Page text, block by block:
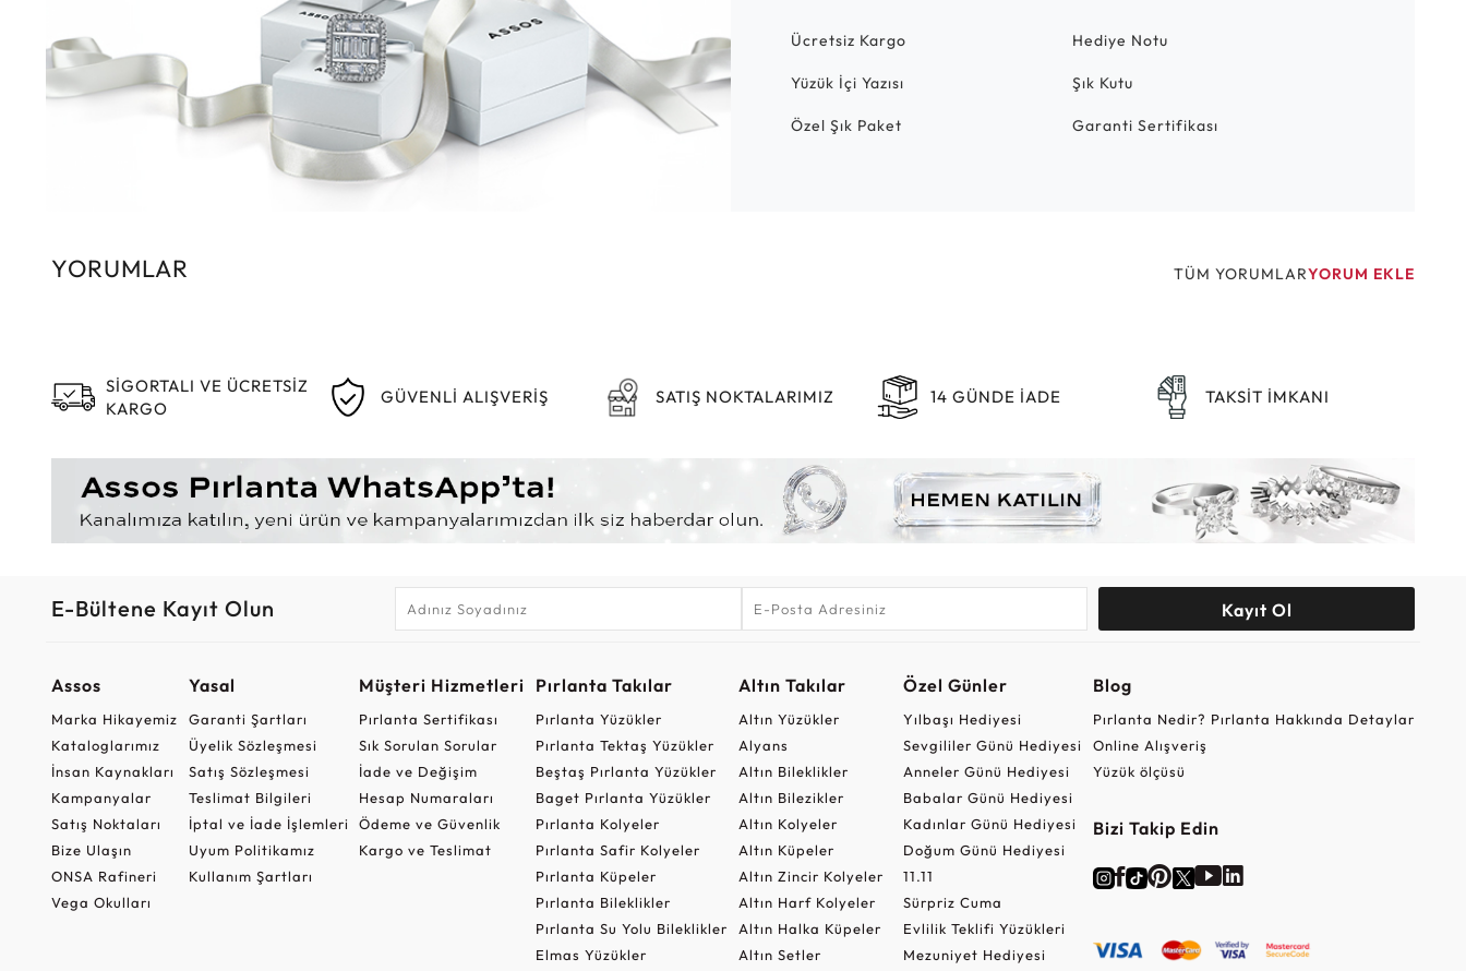
Ücretsiz Kargo Hediye Notu
Yüzük İçi Yazısı Şık Kutu
Özel Şık Paket Garanti Sertifikası
YORUMLAR TÜM YORUMLARYORUM EKLE
SİGORTALI VE ÜCRETSİZ
KARGO
GÜVENLİ ALIŞVERİŞ SATIŞ NOKTALARIMIZ 14 GÜNDE İADE TAKSİT İMKANI
E-Bültene Kayıt Olun Kayıt Ol
Assos
Marka Hikayemiz
Kataloglarımız
İnsan Kaynakları
Kampanyalar
Satış Noktaları
Bize Ulaşın
ONSA Rafineri
Vega Okulları
Yasal
Garanti Şartları
Üyelik Sözleşmesi
Satış Sözleşmesi
Teslimat Bilgileri
İptal ve İade İşlemleri
Uyum Politikamız
Kullanım Şartları
Müşteri Hizmetleri
Pırlanta Sertifikası
Sık Sorulan Sorular
İade ve Değişim
Hesap Numaraları
Ödeme ve Güvenlik
Kargo ve Teslimat
Pırlanta Takılar
Pırlanta Yüzükler
Pırlanta Tektaş Yüzükler
Beştaş Pırlanta Yüzükler
Baget Pırlanta Yüzükler
Pırlanta Kolyeler
Pırlanta Safir Kolyeler
Pırlanta Küpeler
Pırlanta Bileklikler
Pırlanta Su Yolu Bileklikler
Elmas Yüzükler
Altın Takılar
Altın Yüzükler
Alyans
Altın Bileklikler
Altın Bilezikler
Altın Kolyeler
Altın Küpeler
Altın Zincir Kolyeler
Altın Harf Kolyeler
Altın Halka Küpeler
Altın Setler
Özel Günler
Yılbaşı Hediyesi
Sevgililer Günü Hediyesi
Anneler Günü Hediyesi
Babalar Günü Hediyesi
Kadınlar Günü Hediyesi
Doğum Günü Hediyesi
11.11
Sürpriz Cuma
Evlilik Teklifi Yüzükleri
Mezuniyet Hediyesi
Blog
Pırlanta Nedir? Pırlanta Hakkında Detaylar
Online Alışveriş
Yüzük ölçüsü
Bizi Takip Edin